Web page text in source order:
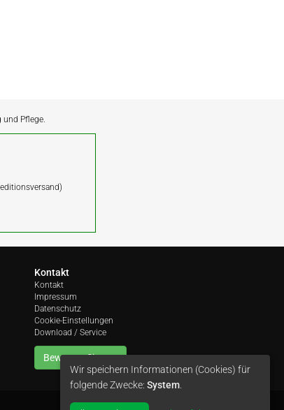
und Pflege.
Kontakt
Kontakt
Impressum
Datenschutz
Cookie-Einstellungen
Download / Service
Bewerten Sie uns
Wir speichern Informationen (Cookies) für
folgende Zwecke: System